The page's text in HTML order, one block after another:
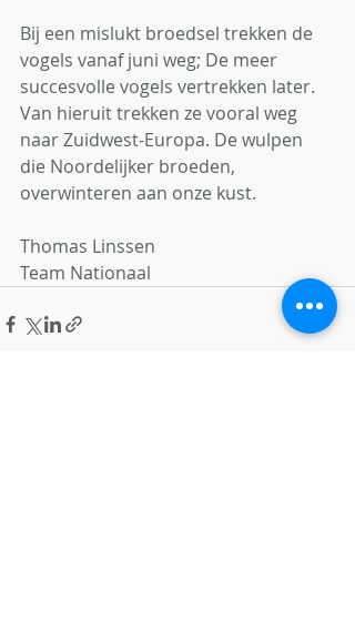
Bij een mislukt broedsel trekken de
vogels vanaf juni weg; De meer
succesvolle vogels vertrekken later.
Van hieruit trekken ze vooral weg
naar Zuidwest-Europa. De wulpen
die Noordelijker broeden,
overwinteren aan onze kust.
Thomas Linssen
Team Nationaal